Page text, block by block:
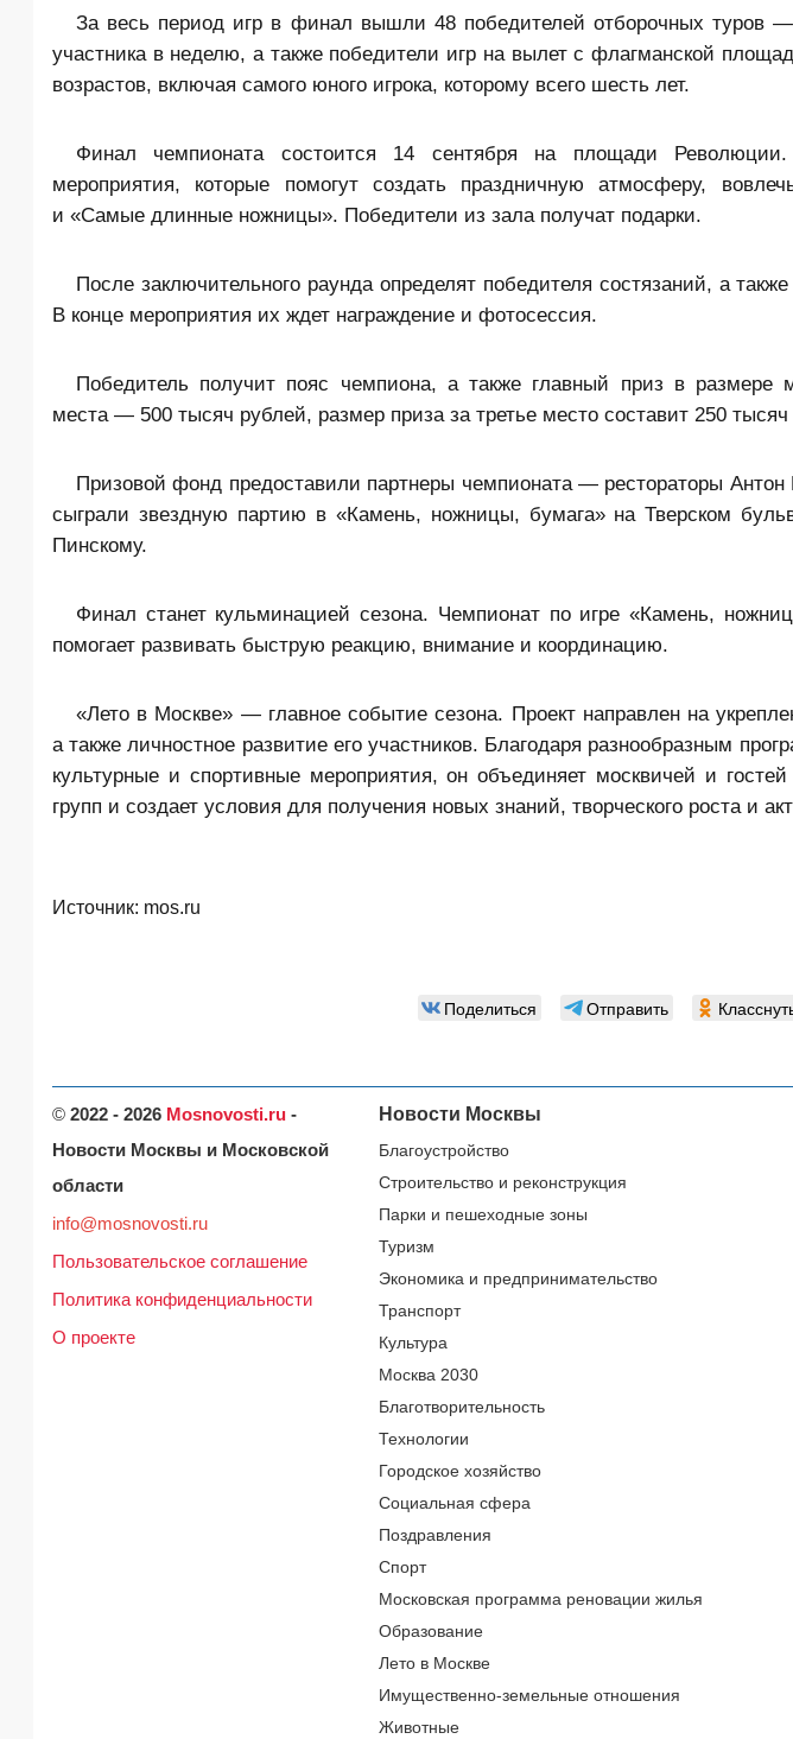
За весь период игр в финал вышли 48 победителей отборочных туров
участника в неделю, а также победители игр на вылет с флагманской
возрастов, включая самого юного игрока, которому всего шесть лет.
Финал чемпионата состоится 14 сентября на площади Революции.
мероприятия, которые помогут создать праздничную атмосферу,
и «Самые длинные ножницы». Победители из зала получат подарки.
После заключительного раунда определят победителя состязаний, а
В конце мероприятия их ждет награждение и фотосессия.
Победитель получит пояс чемпиона, а также главный приз в размере
места — 500 тысяч рублей, размер приза за третье место составит 250
Призовой фонд предоставили партнеры чемпионата — рестораторы
сыграли звездную партию в «Камень, ножницы, бумага» на Тверском
Пинскому.
Финал станет кульминацией сезона. Чемпионат по игре «Камень,
помогает развивать быструю реакцию, внимание и координацию.
«Лето в Москве» — главное событие сезона. Проект направлен на
а также личностное развитие его участников. Благодаря разнообразным
культурные и спортивные мероприятия, он объединяет москвичей и
групп и создает условия для получения новых знаний, творческого роста и
Источник: mos.ru
Поделиться Отправить
© 2022 - 2026 Mosnovosti.ru -
Новости Москвы и Московской
области
info@mosnovosti.ru
Пользовательское соглашение
Политика конфиденциальности
О проекте
Новости Москвы
Благоустройство
Строительство и реконструкция
Парки и пешеходные зоны
Туризм
Экономика и предпринимательство
Транспорт
Культура
Москва 2030
Благотворительность
Технологии
Городское хозяйство
Социальная сфера
Поздравления
Спорт
Московская программа реновации жилья
Образование
Лето в Москве
Имущественно-земельные отношения
Животные